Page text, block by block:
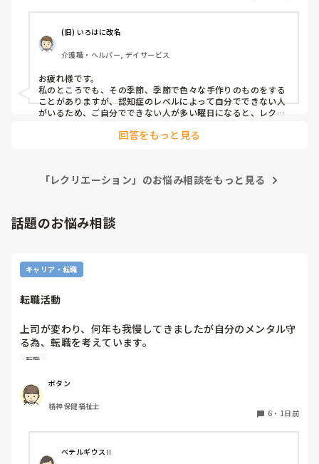
間が終わっても、まだ出来上がっていない利用者さん数名の
手伝いを行いました。
1人の利用者さんの作品作りの手伝いをしていると、「私
も！」「私も！」と同じテープルの人が言い出す始末。
折り方を教えても、覚えられないとか間違った折り方をして
いたりと私はパニックになりそうでした。
おやつ当番の先輩職員と2人でこそっと、入浴介助より大変
(旧) いろはに改名
介護職・ヘルパー, デイサービス
お疲れ様です。
私のところでも、その季節、季節で色々な手作りのものをする
ことがありますが、認知症のレベルによって自分でできない人
がいるため、ご自分でできない人が多い曜日になると、レク担
い「何やってんだ」って話ですよ。
と思えば、私はひとりでできない利用者をみています。という
雰囲気をみせながらも、一人の利用者のところにくっついたま
回答をもっと見る
「レクリエーション」のお悩み相談をもっと見る
話題のお悩み相談
キャリア・転職
転職活動
上司が変わり、何年も我慢してきましたが自分のメンタル守
る為、転職を考えています。
納得できる仕事に出会うまでの間
②系列の他職場に移動する
皆さんならどうしますか？
転職
ボタン
精神保健福祉士
6 ・ 1日前
ベテルギウスⅡ